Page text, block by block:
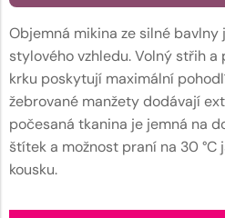
Objemná mikina ze silné bavlny
stylového vzhledu. Volný střih
krku poskytují maximální
žebrované manžety dodávají
počesaná tkanina je jemná na
štítek a možnost praní na 30
kousku.